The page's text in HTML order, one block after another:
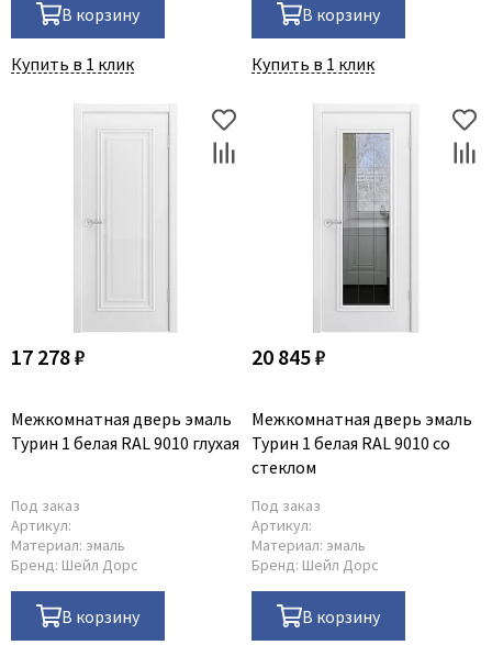
В корзину
Купить в 1 клик
В корзину
Купить в 1 клик
17 278 ₽
Межкомнатная дверь эмаль
Турин 1 белая RAL 9010 глухая
Под заказ
Артикул:
Материал: эмаль
Бренд: Шейл Дорс
В корзину
20 845 ₽
Межкомнатная дверь эмаль
Турин 1 белая RAL 9010 со
стеклом
Под заказ
Артикул:
Материал: эмаль
Бренд: Шейл Дорс
В корзину